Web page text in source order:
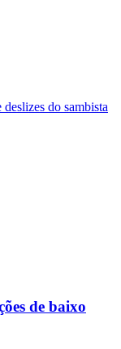
do sambista
de baixo